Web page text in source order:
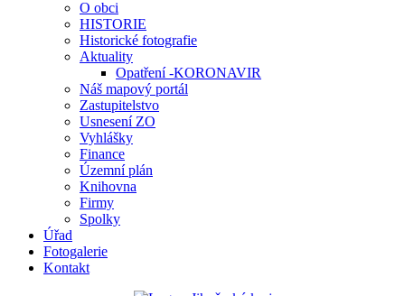
O obci
HISTORIE
Historické fotografie
Aktuality
Opatření -KORONAVIR
Náš mapový portál
Zastupitelstvo
Usnesení ZO
Vyhlášky
Finance
Územní plán
Knihovna
Firmy
Spolky
Úřad
Fotogalerie
Kontakt